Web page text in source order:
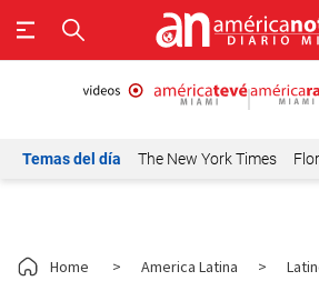
Temas del día The New York Times
Home > America Latina >